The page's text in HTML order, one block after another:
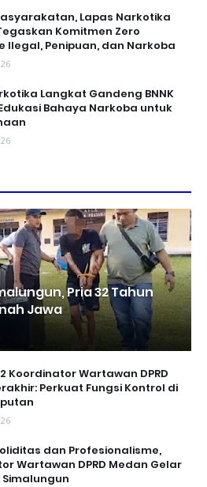
Lapas Narkotika
Komitmen Zero
llegal, Penipuan, dan Narkoba
Langkat Gandeng BNNK
Bahaya Narkoba untuk
Pria 32 Tahun
Jawa
Koordinator Wartawan DPRD
Perkuat Fungsi Kontrol di
dan Profesionalisme,
Wartawan DPRD Medan Gelar
Simalungun